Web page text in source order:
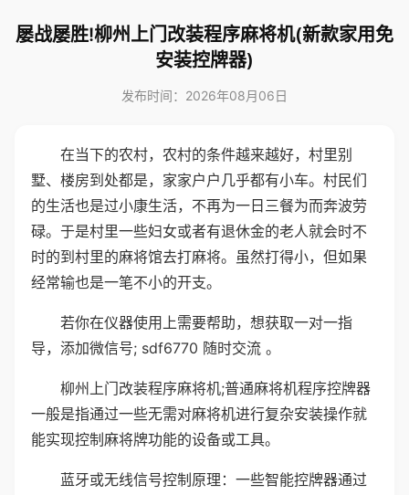
屡战屡胜!柳州上门改装程序麻将机(新款家用免
安装控牌器)
发布时间：2026年08月06日
在当下的农村，农村的条件越来越好，村里别
墅、楼房到处都是，家家户户几乎都有小车。村民们
的生活也是过小康生活，不再为一日三餐为而奔波劳
碌。于是村里一些妇女或者有退休金的老人就会时不
时的到村里的麻将馆去打麻将。虽然打得小，但如果
经常输也是一笔不小的开支。
若你在仪器使用上需要帮助，想获取一对一指
导，添加微信号; sdf6770 随时交流 。
柳州上门改装程序麻将机;普通麻将机程序控牌器
一般是指通过一些无需对麻将机进行复杂安装操作就
能实现控制麻将牌功能的设备或工具。
蓝牙或无线信号控制原理：一些智能控牌器通过